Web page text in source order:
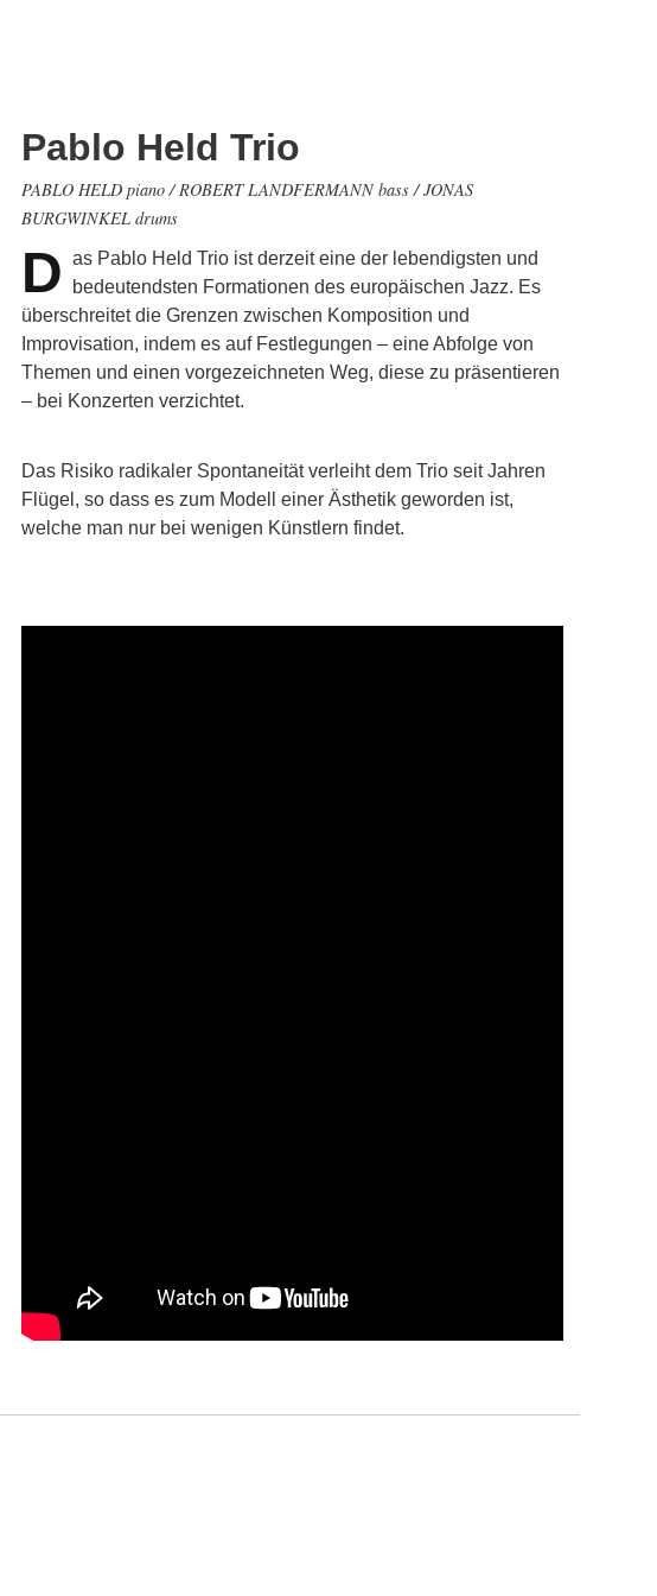
Pablo Held Trio
PABLO HELD piano / ROBERT LANDFERMANN bass / JONAS
BURGWINKEL drums
D as Pablo Held Trio ist derzeit eine der lebendigsten und
bedeutendsten Formationen des europäischen Jazz. Es
überschreitet die Grenzen zwischen Komposition und
Improvisation, indem es auf Festlegungen – eine Abfolge von
Themen und einen vorgezeichneten Weg, diese zu präsentieren
– bei Konzerten verzichtet.
Das Risiko radikaler Spontaneität verleiht dem Trio seit Jahren
Flügel, so dass es zum Modell einer Ästhetik geworden ist,
welche man nur bei wenigen Künstlern findet.